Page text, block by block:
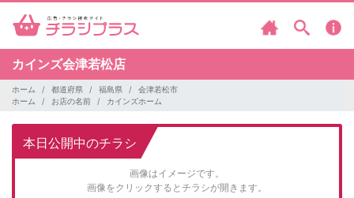
カインズ会津若松店
ホーム 都道府県 福島県
会津若松市
ホーム
お店の名前 カインズホーム
本日公開中のチラシ
画像はイメージです。
画像をクリックするとチラシが開きます。